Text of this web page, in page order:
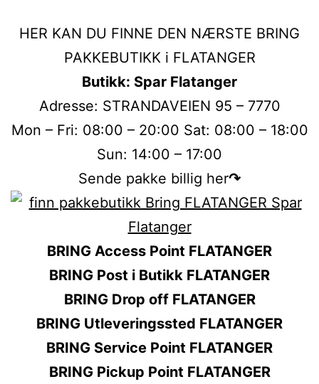
HER KAN DU FINNE DEN NÆRSTE BRING
PAKKEBUTIKK i FLATANGER
Butikk: Spar Flatanger
Adresse: STRANDAVEIEN 95 – 7770
Mon – Fri: 08:00 – 20:00 Sat: 08:00 – 18:00
Sun: 14:00 – 17:00
Sende pakke billig her↷
BRING Access Point FLATANGER
BRING Post i Butikk FLATANGER
BRING Drop off FLATANGER
BRING Utleveringssted FLATANGER
BRING Service Point FLATANGER
BRING Pickup Point FLATANGER